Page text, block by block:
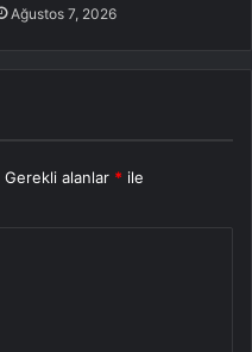
Ağustos 7, 2026
Gerekli alanlar * ile